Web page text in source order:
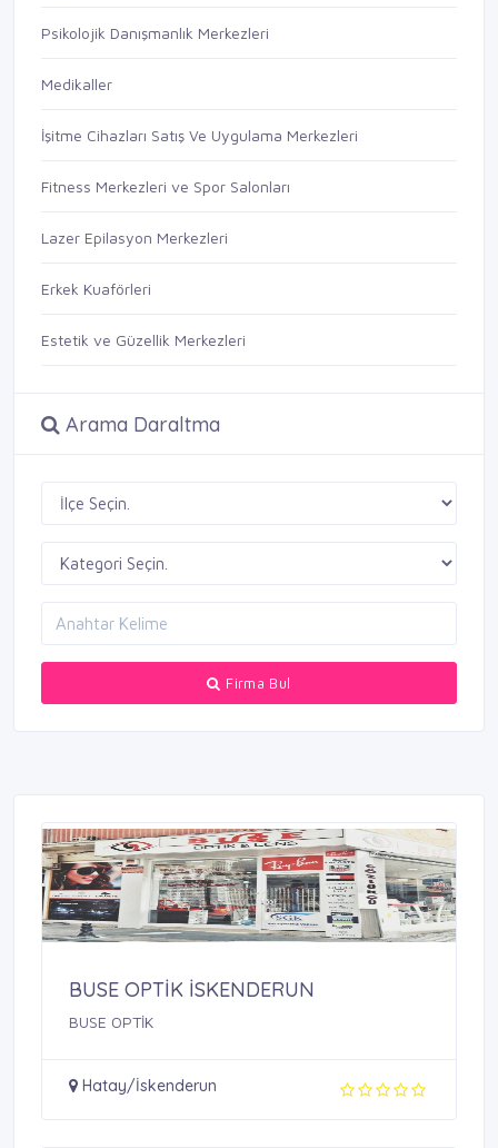
Psikolojik Danışmanlık Merkezleri
Medikaller
İşitme Cihazları Satış Ve Uygulama Merkezleri
Fitness Merkezleri ve Spor Salonları
Lazer Epilasyon Merkezleri
Erkek Kuaförleri
Estetik ve Güzellik Merkezleri
Arama Daraltma
Firma Bul
BUSE OPTİK İSKENDERUN
BUSE OPTİK
Hatay/İskenderun